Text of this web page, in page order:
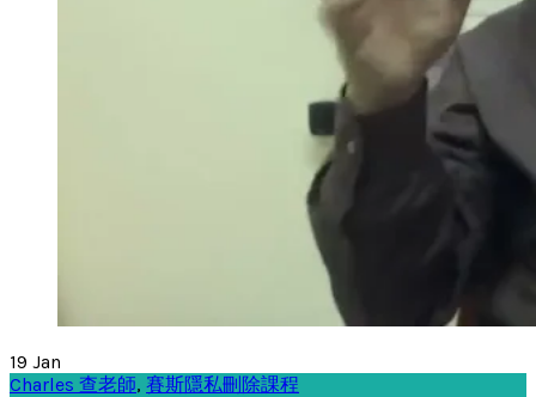
19 Jan
Charles 查老師, 賽斯隱私刪除課程